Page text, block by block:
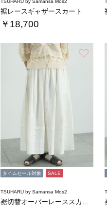
TSUHARU by Samansa Mos2
裾レースギャザースカート
￥18,700
タイムセール対象 SALE
TSUHARU by Samansa Mos2